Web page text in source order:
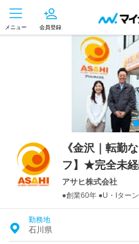
メニュー 会員登録
《金沢｜転勤
フ】★完全未
アサヒ株式会社
●創業60年 ●U・Iター
勤務地
石川県